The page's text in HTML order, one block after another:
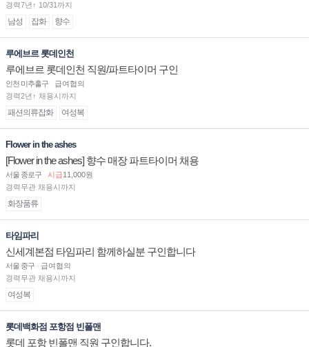
경력7년↑ 10/31까지
남성 잡화 향수
루에브르 롯데인천
루에브르 롯데인천 직원/파트타이머 구인
인천 미추홀구
급여협의
경력2년↑ 채용시까지
패션의류잡화 여성복
Flower in the ashes
[Flower in the ashes] 향수 매장 파트타이머 채용
서울 종로구 시급11,000원
경력무관 채용시까지
화장품류
타임파리
신세계본점 타임파리 함께하실분 구인합니다
서울 중구
급여협의
경력무관 채용시까지
여성복
롯데백화점 포항점 빈폴맨
롯데 포항 빈폴맨 직원 구인합니다.